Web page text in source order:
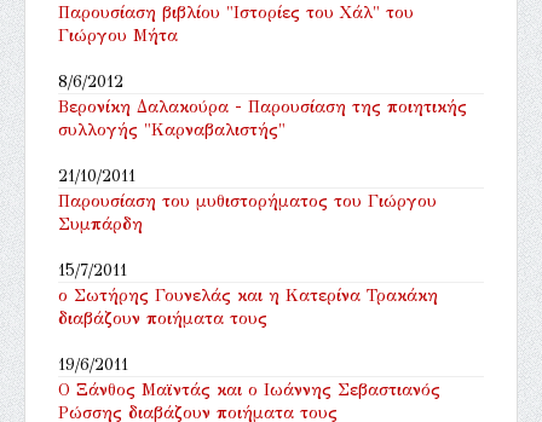
Παρουσίαση βιβλίου "Ιστορίες του Χάλ" του
Γιώργου Μήτα
8/6/2012
Βερονίκη Δαλακούρα - Παρουσίαση της ποιητικής
συλλογής "Καρναβαλιστής"
21/10/2011
Παρουσίαση του μυθιστορήματος του Γιώργου
Συμπάρδη
15/7/2011
ο Σωτήρης Γουνελάς και η Κατερίνα Τρακάκη
διαβάζουν ποιήματα τους
19/6/2011
Ο Ξάνθος Μαϊντάς και ο Ιωάννης Σεβαστιανός
Ρώσσης διαβάζουν ποιήματα τους